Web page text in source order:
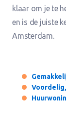
klaar om je te
en is de juiste
Amsterdam.